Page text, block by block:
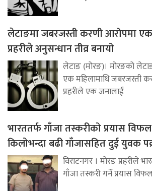
लेटाङमा जबरजस्ती करणी आरोपमा एक
प्रहरीले अनुसन्धान तीव्र बनायो
लेटाङ (मोरङ)। मोरङको
एक महिलामाथि जबरजस्ती
प्रहरीले एक जनालाई
भारततर्फ गाँजा तस्करीको प्रयास
किलोभन्दा बढी गाँजासहित दुई युवक
विराटनगर । मोरङ प्रहरीले
गाँजा तस्करी गर्ने प्रयास